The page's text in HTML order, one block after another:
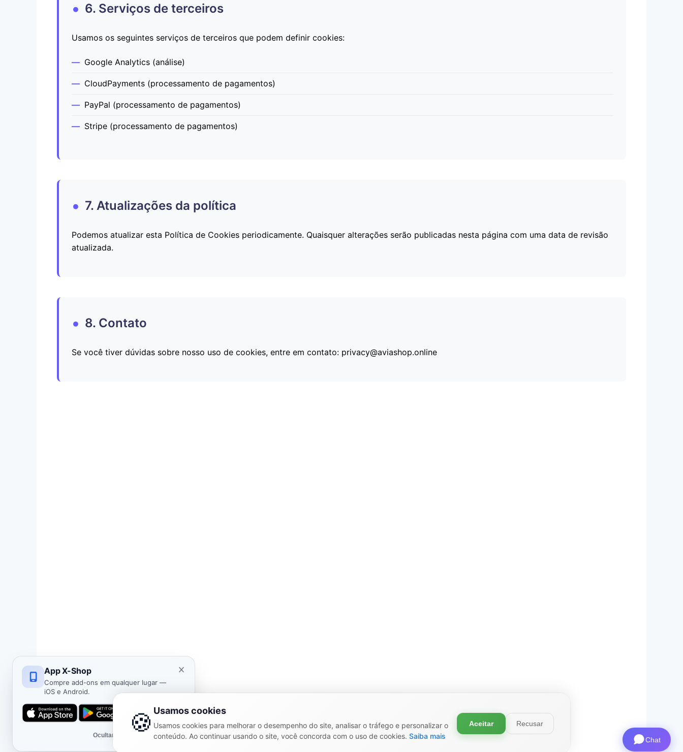
6. Serviços de terceiros
Usamos os seguintes serviços de terceiros que podem definir cookies:
Google Analytics (análise)
CloudPayments (processamento de pagamentos)
PayPal (processamento de pagamentos)
Stripe (processamento de pagamentos)
7. Atualizações da política
Podemos atualizar esta Política de Cookies periodicamente. Quaisquer alterações serão publicadas nesta página com uma data de revisão
atualizada.
8. Contato
Se você tiver dúvidas sobre nosso uso de cookies, entre em contato: privacy@aviashop.online
Chat
App X-Shop
Compre add-ons em qualquer lugar —
iOS e Android.
Ocultar 🍪 Usamos cookies
Usamos cookies para melhorar o desempenho do site, analisar o tráfego e personalizar o
conteúdo. Ao continuar usando o site, você concorda com o uso de cookies. Saiba mais
Aceitar Recusar